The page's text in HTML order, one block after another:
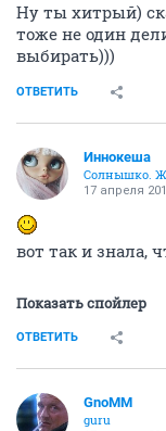
Ну ты хитрый)
тоже не один
выбирать)))
ОТВЕТИТЬ
Иннокеша
Солнышко.
17 апреля
вот так и знала,
Показать спойлер
ОТВЕТИТЬ
GnoMM
guru